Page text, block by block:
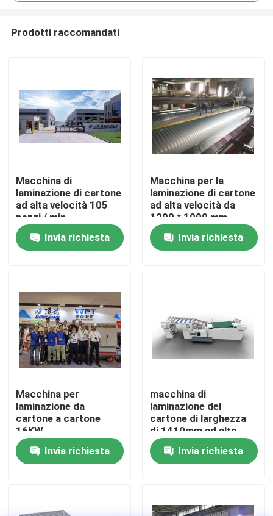
Prodotti
Su di noi
Controllo della qualità
Contattaci
Notizie
Casi
Macchina del laminatore della flauto
Prodotti raccomandati
Macchina di
laminazione di cartone
ad alta velocità 105
pezzi / min
Invia richiesta
Macchina per la
laminazione di cartone
ad alta velocità da
1200 * 1000 mm
Invia richiesta
Macchina per
laminazione da
cartone a cartone
16KW
Invia richiesta
macchina di
laminazione del
cartone di larghezza
di 1410mm ad alta
velocità DX-1410
Invia richiesta